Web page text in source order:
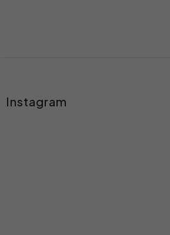
pInstagram